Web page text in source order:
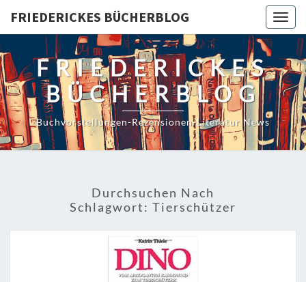
content
FRIEDERICKES BÜCHERBLOG
FRIEDERICKES
BÜCHERBLOG
Buchvorstellungen-Rezensionen-Literatur News
Durchsuchen Nach
Schlagwort: Tierschützer